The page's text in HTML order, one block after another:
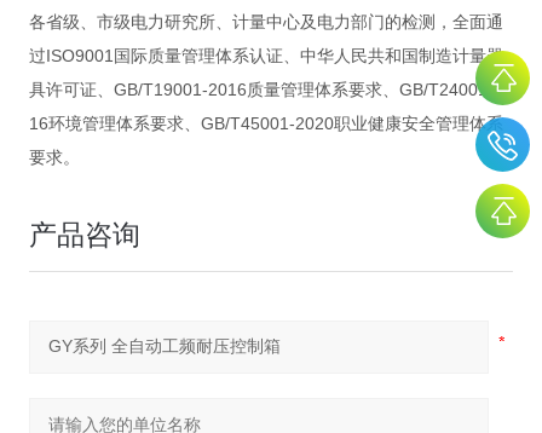
各省级、市级电力研究所、计量中心及电力部门的检测，全面通
过ISO9001国际质量管理体系认证、中华人民共和国制造计量器
具许可证、GB/T19001-2016质量管理体系要求、GB/T24001-20
16环境管理体系要求、GB/T45001-2020职业健康安全管理体系
要求。
产品咨询